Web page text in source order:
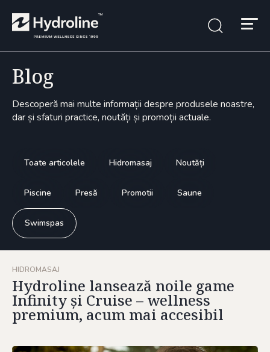
Blog
Descoperă mai multe informații despre produsele noastre,
dar și sfaturi practice, noutăți și promoții actuale.
Toate articolele Hidromasaj Noutăți
Piscine Presă Promotii Saune
Swimspas
Hydroline lansează noile game
Infinity și Cruise – wellness
premium, acum mai accesibil
HIDROMASAJ